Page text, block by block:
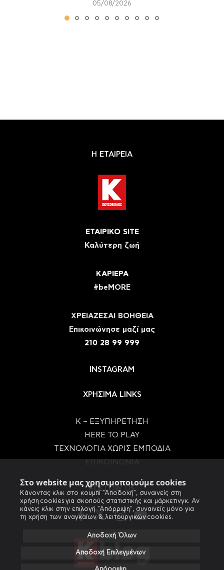
Στο website μας χρησιμοποιούμε cookies
Κάνοντας κλικ στο κουμπί "Αποδοχή", συναινείς στη
χρήση cookies για σκοπούς στατιστικής και μάρκετινγκ. Αν
κάνεις κλικ στην επιλογή "Απόρριψη", συναινείς μόνο για
τη χρήση των αναγκαίων & λειτουργικών cookies.
Αποδοχή Όλων
Αποδοχή Επιλεγμένων
05/08/2026
Η ΕΤΑΙΡΕΙΑ
ΕΤΑΙΡΙΚΟ SITE
Καλύτερη ζωή
ΚΑΡΙΕΡΑ
#beMORE
ΧΡΕΙΑΖΕΣΑΙ ΒΟΗΘΕΙΑ
Eπικοινώνησε μαζί μας
210 28 99 999
INSTAGRAM
ΧΡΗΣΙΜΑ LINKS
Κ – ΕΞΥΠΗΡΕΤΗΣΗ
HERE TO PLAY
ΤΕΧΝΟΛΟΓΙΑ ΧΩΡΙΣ ΕΜΠΟΔΙΑ
FOLLOW US